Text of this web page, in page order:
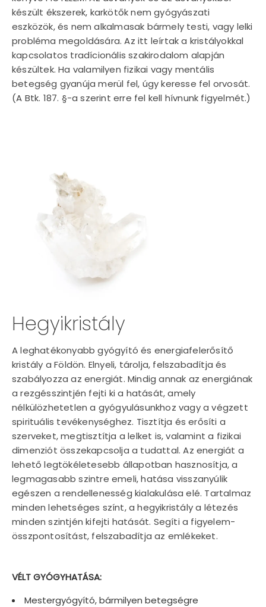
készült ékszerek, karkötők nem gyógyászati
eszközök, és nem alkalmasak bármely testi, vagy lelki
probléma megoldására. Az itt leírtak a kristályokkal
kapcsolatos tradícionális szakirodalom alapján
készültek. Ha valamilyen fizikai vagy mentális
betegség gyanúja merül fel, úgy keresse fel orvosát.
(A Btk. 187. §-a szerint erre fel kell hívnunk figyelmét.)
Hegyikristály
A leghatékonyabb gyógyító és energiafelerősítő
kristály a Földön. Elnyeli, tárolja, felszabadítja és
szabályozza az energiát. Mindig annak az energiának
a rezgésszintjén fejti ki a hatását, amely
nélkülözhetetlen a gyógyulásunkhoz vagy a végzett
spirituális tevékenységhez. Tisztítja és erősíti a
szerveket, megtisztítja a lelket is, valamint a fizikai
dimenziót összekapcsolja a tudattal. Az energiát a
lehető legtökéletesebb állapotban hasznosítja, a
legmagasabb szintre emeli, hatása visszanyúlik
egészen a rendellenesség kialakulása elé. Tartalmaz
minden lehetséges színt, a hegyikristály a létezés
minden szintjén kifejti hatását. Segíti a figyelem-
összpontosítást, felszabadítja az emlékeket.
VÉLT GYÓGYHATÁSA:
Mestergyógyító, bármilyen betegségre